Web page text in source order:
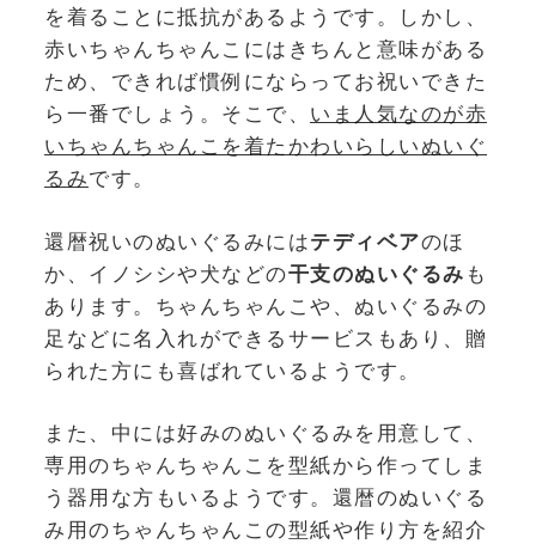
を着ることに抵抗があるようです。しかし、
赤いちゃんちゃんこにはきちんと意味がある
ため、できれば慣例にならってお祝いできた
ら一番でしょう。そこで、 いま人気なのが赤
いちゃんちゃんこを着たかわいらしいぬいぐ
るみです。
還暦祝いのぬいぐるみにはテディベアのほ
か、イノシシや犬などの干支のぬいぐるみ も
あります。ちゃんちゃんこや、ぬいぐるみの
足などに名入れができるサービスもあり、贈
られた方にも喜ばれているようです。
また、中には好みのぬいぐるみを用意して、
専用のちゃんちゃんこを型紙から作ってしま
う器用な方もいるようです。還暦のぬいぐる
み用のちゃんちゃんこの型紙や作り方を紹介